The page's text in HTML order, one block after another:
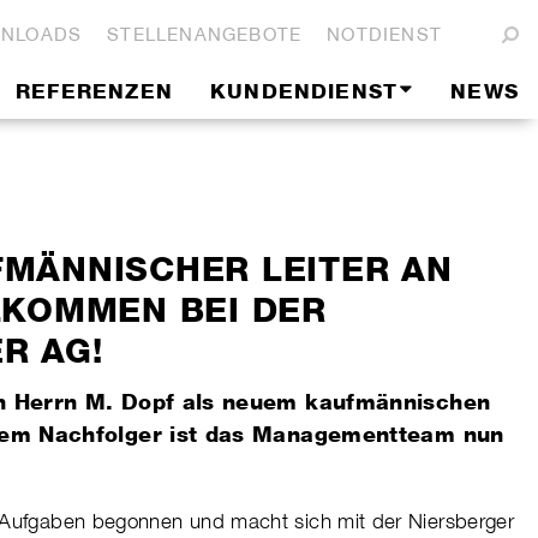
STELLENANGEBOTE NOTDIENST
REFERENZEN KUNDENDIENST NEWS
LEITER AN
BEI DER
AG!
Herrn M. Dopf als neuem kaufmännischen
Nachfolger ist das Managementteam nun
begonnen und macht sich mit der Niersberger